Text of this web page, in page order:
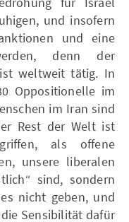
und insofern
und eine
denn der
weltweit tätig. In
Oppositionelle im
im Iran sind
Rest der Welt ist
als offene
unsere liberalen
sind, sondern
nicht geben, und
Sensibilität dafür